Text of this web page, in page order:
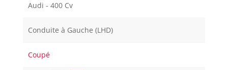
Audi - 400 Cv
Conduite à Gauche (LHD)
Coupé